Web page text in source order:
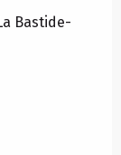
Bastide-